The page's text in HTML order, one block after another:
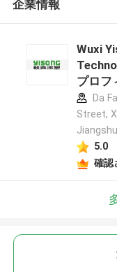
企業情報
Wuxi
プロフ
Da
Street,
5.0
確認